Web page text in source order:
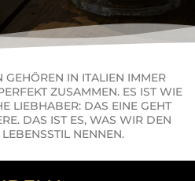
GEHÖREN IN ITALIEN IMMER
ZUSAMMEN. ES IST WIE
LIEBHABER: DAS EINE GEHT
DAS IST ES, WAS WIR DEN
NENNEN.